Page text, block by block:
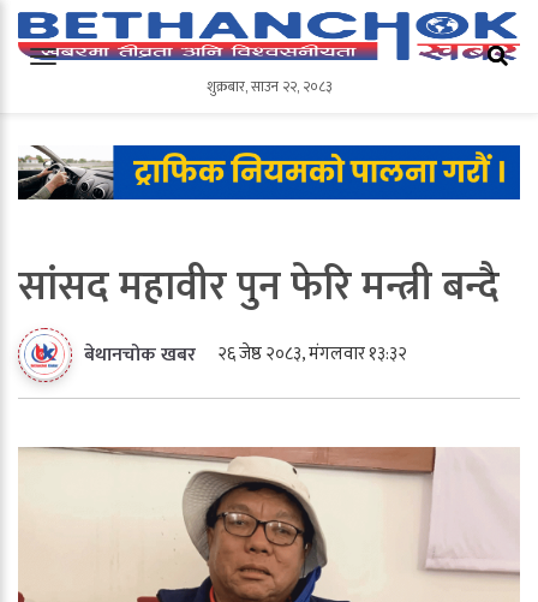
शुक्रबार,साउन २२,२०८३
शुक्रबार,साउन २२, २०८३
सांसद महावीर पुन फेरि मन्त्री बन्दै
बेथानचोक खबर २६ जेष्ठ २०८३, मंगलवार १३:३२